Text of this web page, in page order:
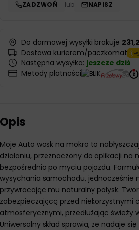
ZADZWOŃ lub NAPISZ
Do darmowej wysyłki brakuje
Dostawa kurierem/paczkomat
Następna wysyłka: jeszcze dziś
Metody płatności
Opis
Moje Auto wosk na mokro to
działaniu, przeznaczony do aplikacji na
bezpośrednio po myciu pojazdu.
wysychania samochodu, jednocześnie
przywracając mu naturalny połysk.
zabezpieczającą przed niekorzystnymi
atmosferycznymi, przedłużając świeży
Uniwersalny skład sprawia, że nadaje